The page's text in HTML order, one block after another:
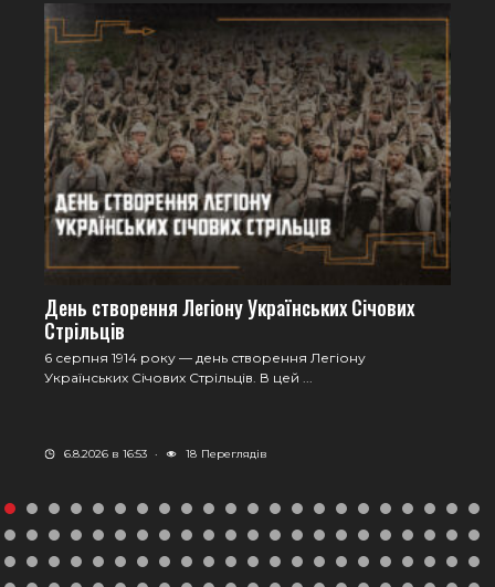
День створення Легіону Українських Січових
Стрільців
6 серпня 1914 року — день створення Легіону
Українських Січових Стрільців. В цей ...
6.8.2026 в 16:53 · 18 Переглядів